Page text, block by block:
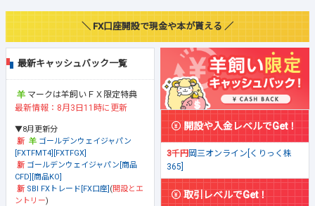
＼ FX口座開設で現金や本が貰える ／
最新キャッシュバック一覧
マークは羊飼いＦＸ限定特典
最新情報：8月3日11時に更新
▼8月更新分
ゴールデンウェイジャパン
[FXTFMT4][FXTFGX]
ゴールデンウェイジャパン[商品
CFD][商品KO]
SBI FXトレード[FX口座] (開設とエ
ントリー)
開設や入金レベルでGet！
3千円岡三オンライン[くりっく株
365]
取引レベルでGet！